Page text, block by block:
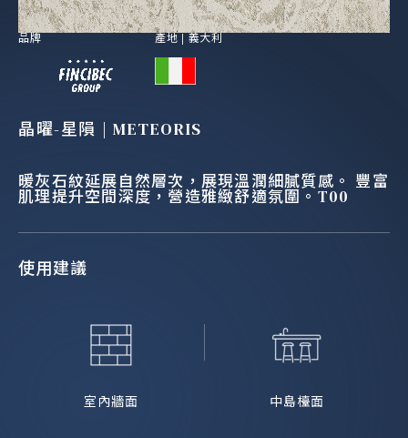
品牌 產地 | 義大利
晶曜-星隕 | METEORIS
暖灰石紋延展自然層次，展現溫潤細膩質感。 豐富
肌理提升空間深度，營造雅緻舒適氛圍。T00
使用建議
室內牆面 中島檯面